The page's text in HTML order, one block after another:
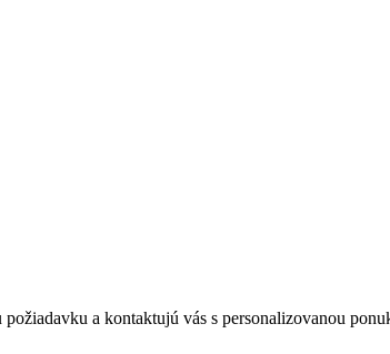
a kontaktujú vás s personalizovanou